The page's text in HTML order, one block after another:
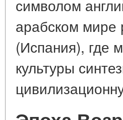
символом
арабском мире
(Испания), где
культуры